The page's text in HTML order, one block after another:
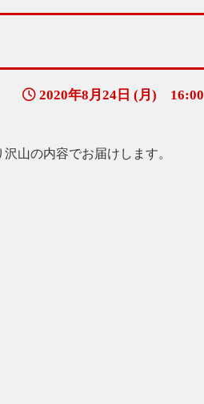
2020年8月24日 (月)
山の内容でお届けします。